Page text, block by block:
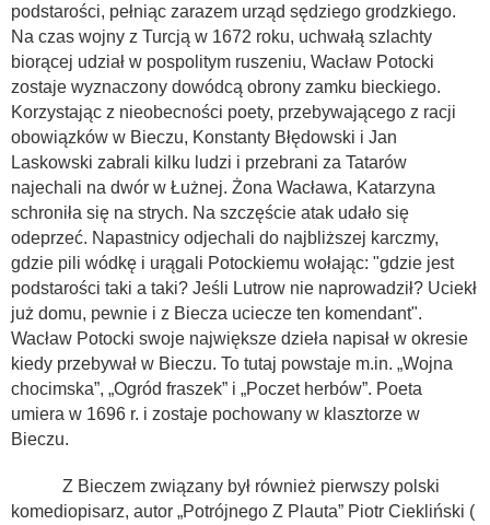
podstarości, pełniąc zarazem urząd sędziego grodzkiego.
Na czas wojny z Turcją w 1672 roku, uchwałą szlachty
biorącej udział w pospolitym ruszeniu, Wacław Potocki
zostaje wyznaczony dowódcą obrony zamku bieckiego.
Korzystając z nieobecności poety, przebywającego z racji
obowiązków w Bieczu, Konstanty Błędowski i Jan
Laskowski zabrali kilku ludzi i przebrani za Tatarów
najechali na dwór w Łużnej. Żona Wacława, Katarzyna
schroniła się na strych. Na szczęście atak udało się
odeprzeć. Napastnicy odjechali do najbliższej karczmy,
gdzie pili wódkę i urągali Potockiemu wołając: "gdzie jest
podstarości taki a taki? Jeśli Lutrow nie naprowadził? Uciekł
już domu, pewnie i z Biecza uciecze ten komendant".
Wacław Potocki swoje największe dzieła napisał w okresie
kiedy przebywał w Bieczu. To tutaj powstaje m.in. „Wojna
chocimska”, „Ogród fraszek” i „Poczet herbów”. Poeta
umiera w 1696 r. i zostaje pochowany w klasztorze w
Bieczu.
Z Bieczem związany był również pierwszy polski
komediopisarz, autor „Potrójnego Z Plauta” Piotr Ciekliński (